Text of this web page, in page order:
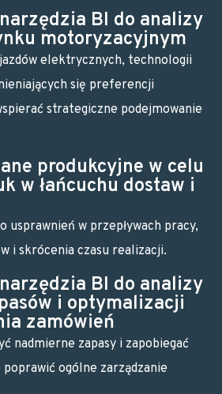
BI do analizy
motoryzacyjnym
elektrycznych, technologii
się preferencji
strategiczne podejmowanie
produkcyjne w celu
w łańcuchu dostaw i
usprawnień w przepływach pracy,
i skrócenia czasu realizacji.
BI do analizy
i optymalizacji
zamówień
nadmierne zapasy i zapobiegać
ogólne zarządzanie